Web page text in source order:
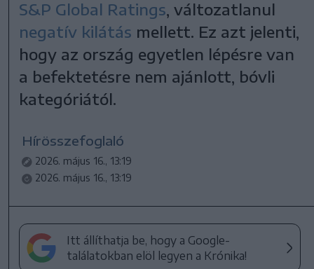
S&P Global Ratings, változatlanul
negatív kilátás mellett. Ez azt jelenti,
hogy az ország egyetlen lépésre van
a befektetésre nem ajánlott, bóvli
kategóriától.
Hírösszefoglaló
2026. május 16., 13:19
2026. május 16., 13:19
Itt állíthatja be, hogy a Google-
találatokban elöl legyen a Krónika!